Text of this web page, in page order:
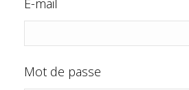
E-mail
Mot de passe